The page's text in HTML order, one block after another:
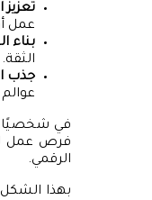
عمل
بناء
الثقة.
جذب
في شخصيًا،
فرص عمل
الرقمي.
بهذا